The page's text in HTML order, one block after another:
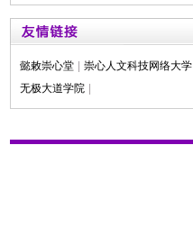
懿敕崇心堂 崇心人文科技网络大学
无极大道学院